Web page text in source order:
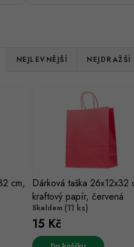
NEJLEVNĚJŠÍ NEJDRAŽŠÍ
cm,
Dárková taška 26x12x32
kraftový papír, červená
Skaldem (11 ks)
15 Kč